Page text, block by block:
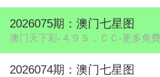
2026075期：澳门七星图
澳门天下彩-４９Ｓ．ＣＣ-更多免
2026074期：澳门七星图